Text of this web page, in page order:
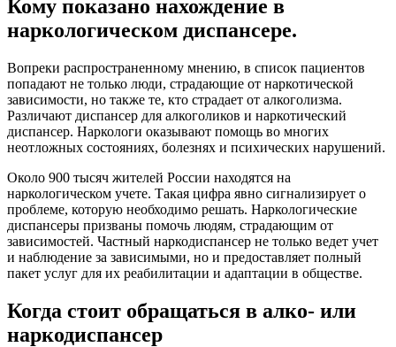
Кому показано нахождение в
наркологическом диспансере.
Вопреки распространенному мнению, в список пациентов
попадают не только люди, страдающие от наркотической
зависимости, но также те, кто страдает от алкоголизма.
Различают диспансер для алкоголиков и наркотический
диспансер. Наркологи оказывают помощь во многих
неотложных состояниях, болезнях и психических нарушений.
Около 900 тысяч жителей России находятся на
наркологическом учете. Такая цифра явно сигнализирует о
проблеме, которую необходимо решать. Наркологические
диспансеры призваны помочь людям, страдающим от
зависимостей. Частный наркодиспансер не только ведет учет
и наблюдение за зависимыми, но и предоставляет полный
пакет услуг для их реабилитации и адаптации в обществе.
Когда стоит обращаться в алко- или
наркодиспансер